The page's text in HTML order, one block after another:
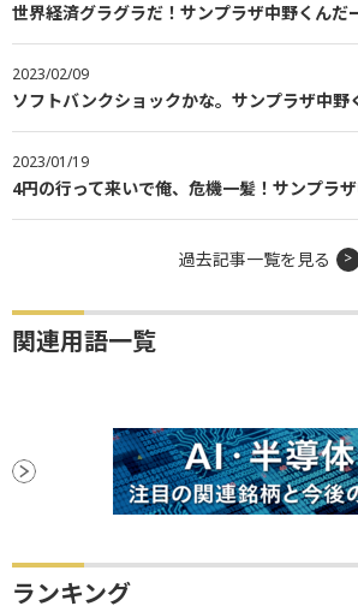
世界経済グラグラだ！サンプラザ中野くんだ
2023/02/09
ソフトバンクショックかな。サンプラザ中野
2023/01/19
4円の行って来いで俺、危機一髪！サンプラ
過去記事一覧を見る
関連用語一覧
ランキング